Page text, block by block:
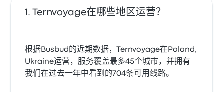
Ternvoyage在哪些地区运营？
根据Busbud的近期数据，Ternvoyage在Poland,
Ukraine运营，服务覆盖最多45个城市，并拥有
我们在过去一年中看到的704条可用线路。